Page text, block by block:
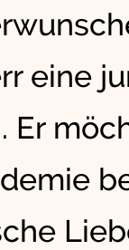
eine
Er